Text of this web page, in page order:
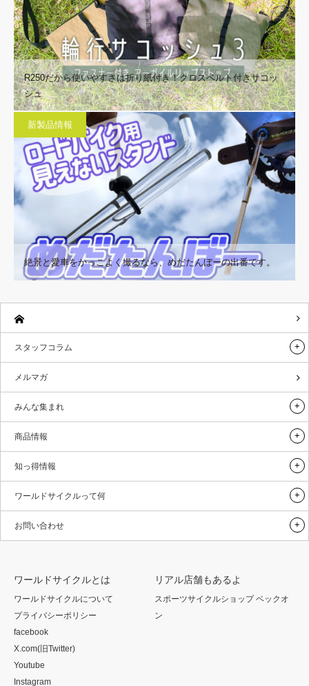
R250だから使いやすさは折り紙付き！クロスベルト付きサコッ
シュ
新製品情報
絶景と愛車をかっこよく撮るなら、めだたんぼーの出番です。
スタッフコラム
メルマガ
みんな集まれ
商品情報
知っ得情報
ワールドサイクルって何
お問い合わせ
ワールドサイクルとは
ワールドサイクルについて
プライバシーポリシー
facebook
X.com(旧Twitter)
Youtube
Instagram
リアル店舗もあるよ
スポーツサイクルショップ ベックオ
ン